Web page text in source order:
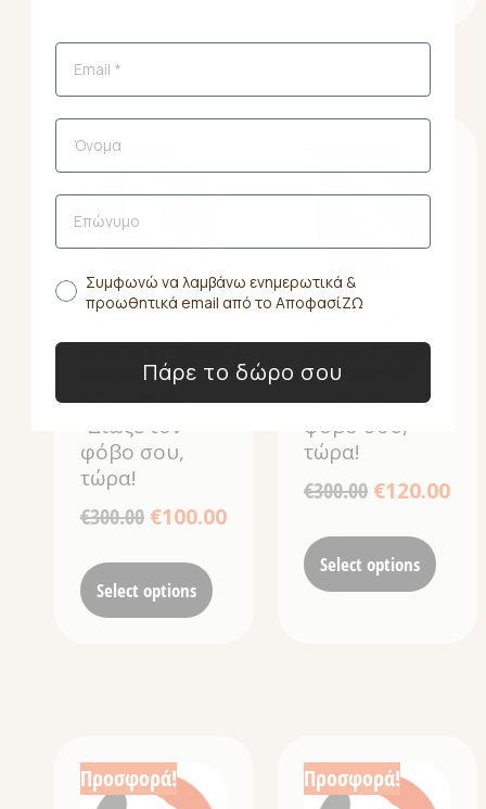
Προσφορά!
Απόφοιτος
συγκεκριμένου
σεμιναρίου
(streaming)
-Διώξε τον
φόβο σου,
τώρα!
€300.00 €100.00
Select options
Απόφοιτος
συγκεκριμένου
σεμιναρίου
-Διώξε τον
φόβο σου,
τώρα!
€300.00 €120.00
Select options
Προσφορά! Προσφορά!
Συμφωνώ να λαμβάνω ενημερωτικά &
προωθητικά email από το ΑποφασίΖΩ
Πάρε το δώρο σου